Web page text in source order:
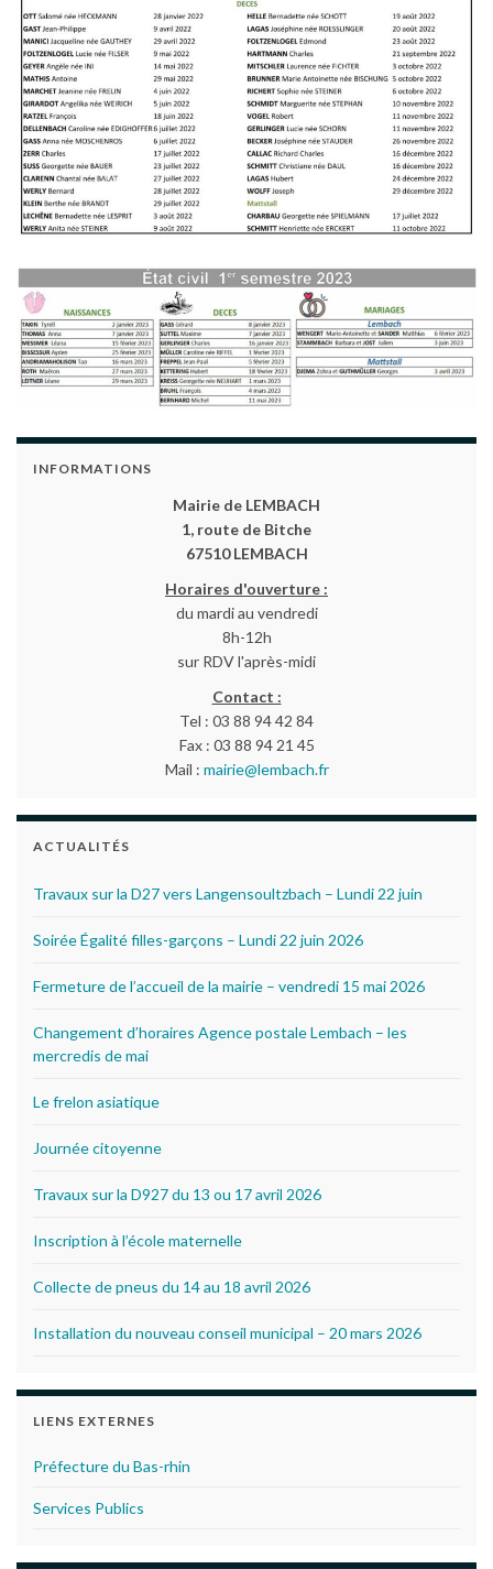
INFORMATIONS
Mairie de LEMBACH
1, route de Bitche
67510 LEMBACH
Horaires d'ouverture :
du mardi au vendredi
8h-12h
sur RDV l'après-midi
Contact :
Tel : 03 88 94 42 84
Fax : 03 88 94 21 45
Mail : mairie@lembach.fr
ACTUALITÉS
Travaux sur la D27 vers Langensoultzbach – Lundi 22 juin
Soirée Égalité filles-garçons – Lundi 22 juin 2026
Fermeture de l’accueil de la mairie – vendredi 15 mai 2026
Changement d’horaires Agence postale Lembach – les
mercredis de mai
Le frelon asiatique
Journée citoyenne
Travaux sur la D927 du 13 ou 17 avril 2026
Inscription à l’école maternelle
Collecte de pneus du 14 au 18 avril 2026
Installation du nouveau conseil municipal – 20 mars 2026
LIENS EXTERNES
Préfecture du Bas-rhin
Services Publics